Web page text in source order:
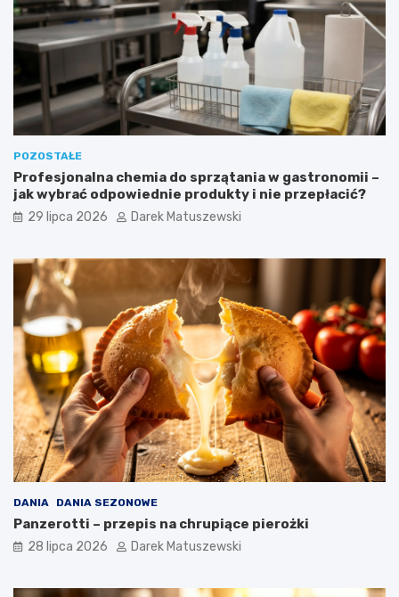
POZOSTAŁE
Profesjonalna chemia do sprzątania w gastronomii –
jak wybrać odpowiednie produkty i nie przepłacić?
29 lipca 2026 Darek Matuszewski
DANIA DANIA SEZONOWE
Panzerotti – przepis na chrupiące pierożki
28 lipca 2026 Darek Matuszewski